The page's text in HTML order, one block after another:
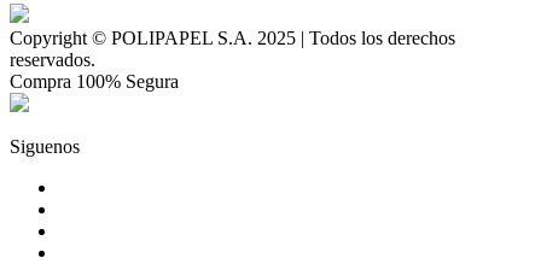
Copyright © POLIPAPEL S.A. 2025 | Todos los derechos
reservados.
Compra 100% Segura
Siguenos